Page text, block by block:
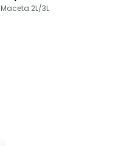
Maceta 2L/3L